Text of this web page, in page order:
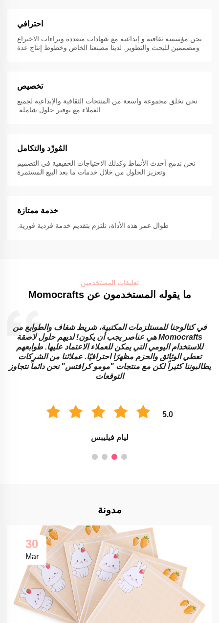
احترافي
نحن مؤسسة ثقافية و إبداعية مع شهادات متعددة وبراءات الاختراع
ومصممين للبحث والتطوير. لدينا مصنعنا الخاص وخطوط إنتاج عدة
تخصيص
نحن نخلق مجموعة واسعة من المنتجات الثقافية والإبداعية لجميع
العملاء مع توفير حلول شاملة.
المُورِّد والتكامل
نحن ندمج أحدث الأنماط وكذلك الاحتياجات الحقيقية في التصميم
وتعزيز الحلول من خلال خدمات ما بعد البيع المستمرة
خدمة ممتازة
طوال عمر هذه الأداة، نلتزم بتقديم خدمة فردية فورية.
تعليقات المستخدمين
ما يقوله المستخدمون عن Momocrafts
في كتالوجنا للمستلزمات المكتبية، شريط شفاف والطوابع من
Momocrafts هي عناصر يجب أن يكون! لديهم حلول لاصقة
للاستخدام اليومي التي يمكن للعملاء الاعتماد عليها. طوابعهم
تعطي الوثائق والحزم مظهرًا احترافيًا. عملائنا من الشركات
يطالبوننا كثيراً لكن مع منتجات "مومو كرافتس" نحن دائماً نتجاوز
التوقعات
5.0
ليام فيليبس
مدونة
30
Mar